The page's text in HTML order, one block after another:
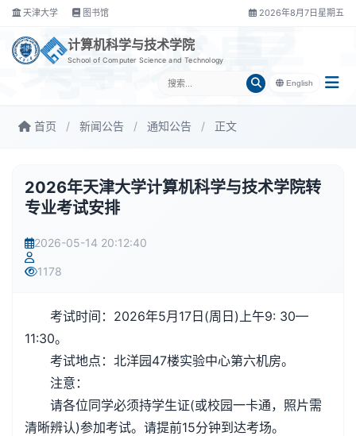
天津大学 图书馆 2026年8月7日星期五
实事求是
计算机科学与技术学院
School of Computer Science and Technology
English
首页 / 新闻公告 / 通知公告 / 正文
2026年天津大学计算机科学与技术学院转
专业考试安排
2026-05-14 20:12:40
1178
考试时间：2026年5月17日(周日)上午9: 30—
11:30。
考试地点：北洋园47楼实验中心第六机房。
注意：
请各位同学必须持学生证(或校园一卡通，照片需
清晰辨认)参加考试。请提前15分钟到达考场。